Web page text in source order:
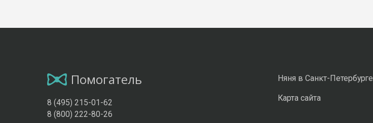
Помогатель
8 (495) 215-01-62
8 (800) 222-80-26
Няня в Санкт-Петербурге
Карта сайта